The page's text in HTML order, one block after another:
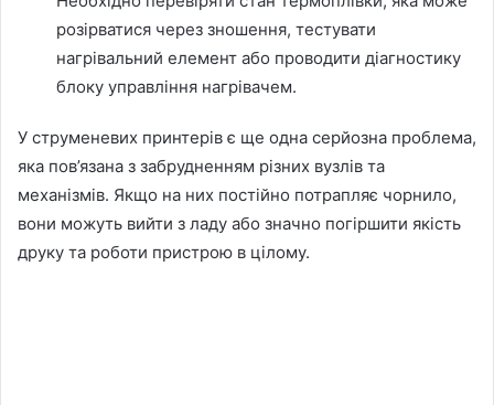
розірватися через зношення, тестувати
нагрівальний елемент або проводити діагностику
блоку управління нагрівачем.
У струменевих принтерів є ще одна серйозна проблема,
яка пов’язана з забрудненням різних вузлів та
механізмів. Якщо на них постійно потрапляє чорнило,
вони можуть вийти з ладу або значно погіршити якість
друку та роботи пристрою в цілому.